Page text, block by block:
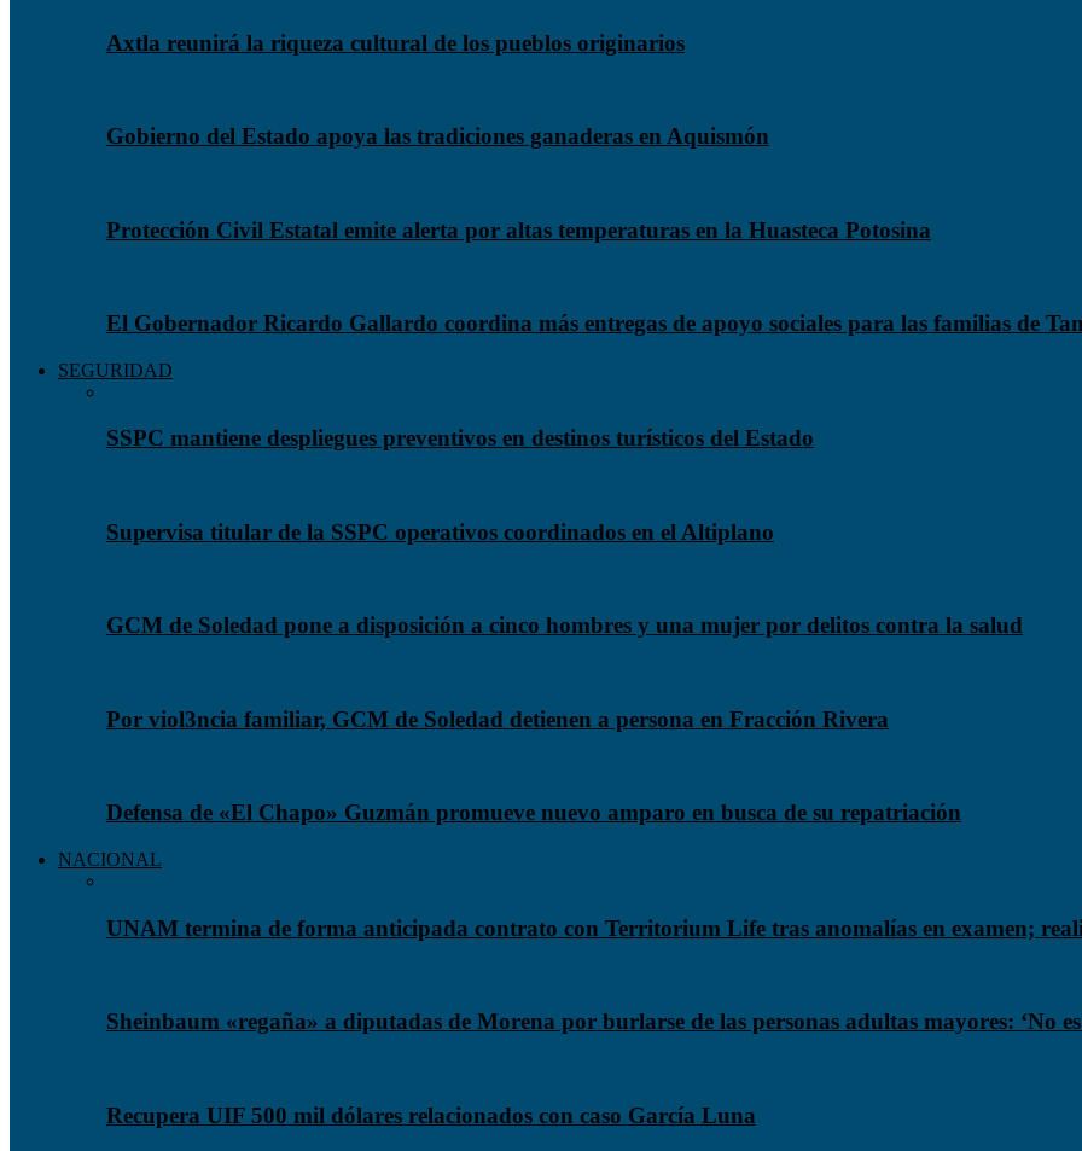
Axtla reunirá la riqueza cultural de los pueblos originarios
Gobierno del Estado apoya las tradiciones ganaderas en Aquismón
Protección Civil Estatal emite alerta por altas temperaturas en la Huasteca Potosina
El Gobernador Ricardo Gallardo coordina más entregas de apoyo sociales para las familias de
SEGURIDAD
SSPC mantiene despliegues preventivos en destinos turísticos del Estado
Supervisa titular de la SSPC operativos coordinados en el Altiplano
GCM de Soledad pone a disposición a cinco hombres y una mujer por delitos contra la salud
Por viol3ncia familiar, GCM de Soledad detienen a persona en Fracción Rivera
Defensa de «El Chapo» Guzmán promueve nuevo amparo en busca de su repatriación
NACIONAL
UNAM termina de forma anticipada contrato con Territorium Life tras anomalías en examen;
Sheinbaum «regaña» a diputadas de Morena por burlarse de las personas adultas mayores: ‘No
Recupera UIF 500 mil dólares relacionados con caso García Luna